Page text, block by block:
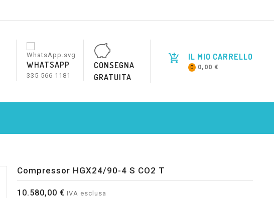
IL MIO CARRELLO
0 0,00 €
WHATSAPP
335 566 1181
CONSEGNA
GRATUITA
Compressor HGX24/90-4 S CO2 T
10.580,00 € IVA esclusa